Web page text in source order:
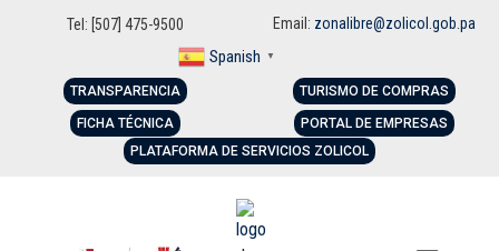
Tel: [507] 475-9500 Email: zonalibre@zolicol.gob.pa
Spanish ▼
TRANSPARENCIA
FICHA TÉCNICA
TURISMO DE COMPRAS
PORTAL DE EMPRESAS
PLATAFORMA DE SERVICIOS ZOLICOL